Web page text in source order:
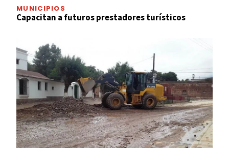
MUNICIPIOS
Capacitan a futuros prestadores turísticos